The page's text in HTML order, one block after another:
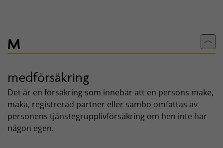
M Till
medförsäkring
Det är en försäkring som innebär att en persons make,
maka, registrerad partner eller sambo omfattas av
personens tjänstegrupplivförsäkring om hen inte har
någon egen.